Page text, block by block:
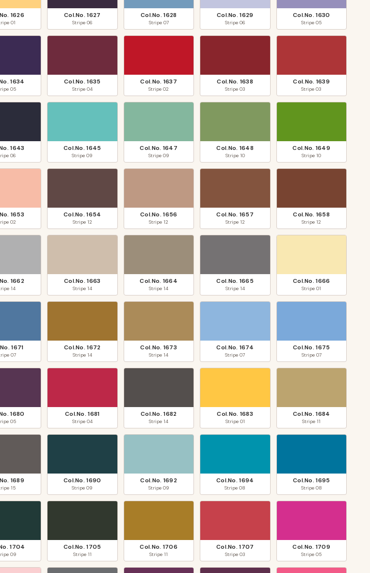
1626
01
Col.No.1627
Stripe 06
Col.No.1628
Stripe 07
Col.No.1629
Stripe 06
Col.No.1630
Stripe 05
1634
05
Col.No.1635
Stripe 04
Col.No. 1637
Stripe02
Col.No. 1638
Stripe 03
Col.No. 1639
Stripe03
1643
06
Col.No.1645
Stripe09
Col.No. 1647
Stripe 09
Col.No. 1648
Stripe 10
Col.No. 1649
Stripe 10
1653
02
Col.No.1654
Stripe 12
Col.No.1656
Stripe 12
Col.No. 1657
Stripe 12
Col.No. 1658
Stripe 12
1662
14
Col.No.1663
Stripe 14
Col.No. 1664
Stripe 14
Col.No. 1665
Stripe 14
Col.No.1666
Stripe01
1671
07
Col.No.1672
Stripe 14
Col.No. 1673
Stripe 14
Col.No. 1674
Stripe07
Col.No.1675
Stripe 07
1680
05
Col.No.1681
Stripe 04
Col.No.1682
Stripe 14
Col.No. 1683
Stripe 01
Col.No.1684
Stripe 11
1689
15
Col.No.1690
Stripe09
Col.No. 1692
Stripe 09
Col.No.1694
Stripe08
Col.No.1695
Stripe 08
1704
09
Col.No.1705
Stripe 11
Col.No. 1706
Stripe 11
Col.No.1707
Stripe 03
Col.No. 1709
Stripe 05